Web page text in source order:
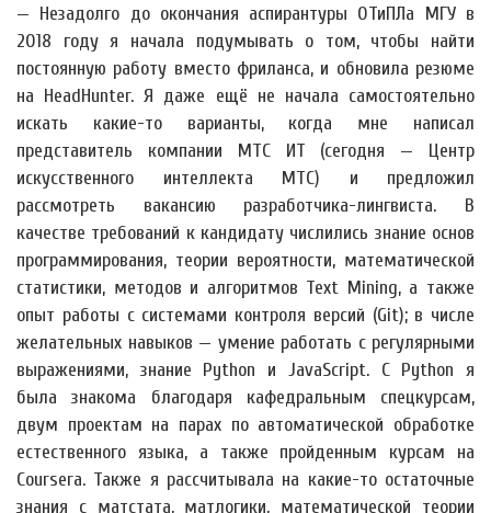
— Незадолго до окончания аспирантуры ОТиПЛа МГУ в
2018 году я начала подумывать о том, чтобы найти
постоянную работу вместо фриланса, и обновила резюме
на HeadHunter. Я даже ещё не начала самостоятельно
искать какие-то варианты, когда мне написал
представитель компании МТС ИТ (сегодня — Центр
искусственного интеллекта МТС) и предложил
рассмотреть вакансию разработчика-лингвиста. В
качестве требований к кандидату числились знание основ
программирования, теории вероятности, математической
статистики, методов и алгоритмов Text Mining, а также
опыт работы с системами контроля версий (Git); в числе
желательных навыков — умение работать с регулярными
выражениями, знание Python и JavaScript. С Python я
была знакома благодаря кафедральным спецкурсам,
двум проектам на парах по автоматической обработке
естественного языка, а также пройденным курсам на
Courserа. Также я рассчитывала на какие-то остаточные
знания с матстата, матлогики, математической теории